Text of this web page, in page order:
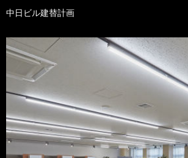
中日ビル建替計画